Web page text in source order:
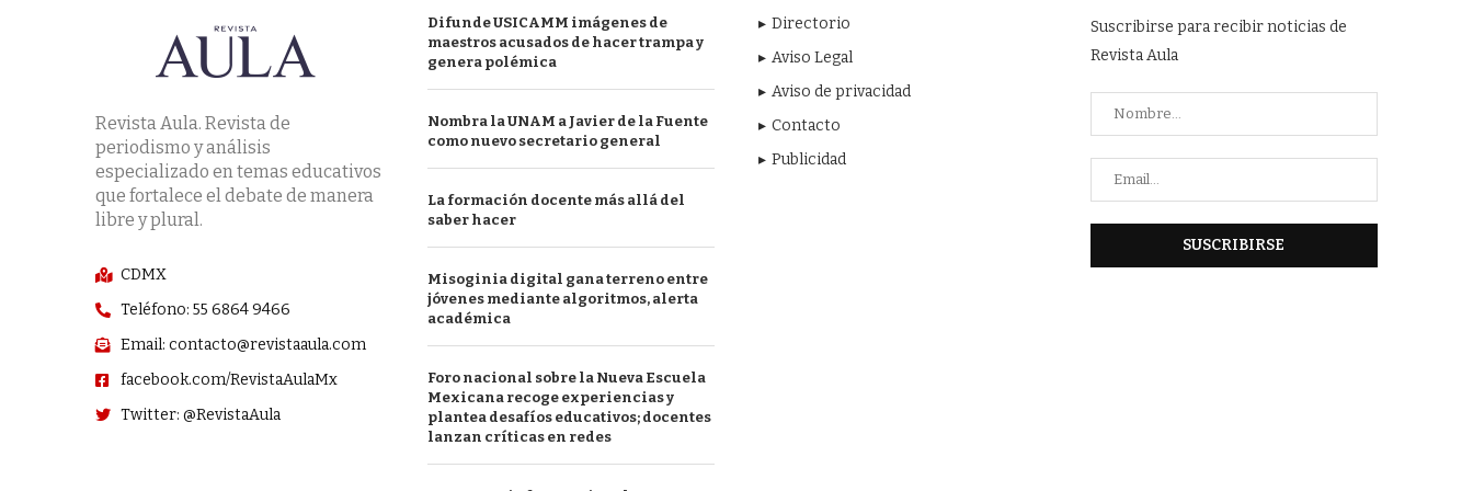
Revista Aula. Revista de
periodismo y análisis
especializado en temas educativos
que fortalece el debate de manera
libre y plural.
CDMX
Teléfono: 55 6864 9466
Email: contacto@revistaaula.com
facebook.com/RevistaAulaMx
Twitter: @RevistaAula
Difunde USICAMM imágenes de
maestros acusados de hacer trampa y
genera polémica
Nombra la UNAM a Javier de la Fuente
como nuevo secretario general
La formación docente más allá del
saber hacer
Misoginia digital gana terreno entre
jóvenes mediante algoritmos, alerta
académica
Foro nacional sobre la Nueva Escuela
Mexicana recoge experiencias y
plantea desafíos educativos; docentes
lanzan críticas en redes
Directorio
Aviso Legal
Aviso de privacidad
Contacto
Publicidad
Suscribirse para recibir noticias de
Revista Aula